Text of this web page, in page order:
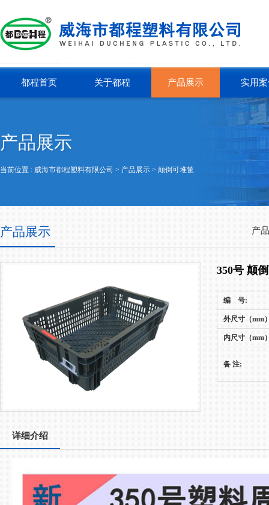
都程首页 关于都程 产品展示 实用
产品展示
当前位置 : 威海市都程塑料有限公司 > 产品展示 > 颠倒可堆筐
产品展示 产
350号 颠
编 号:
外尺寸（mm
内尺寸（mm
备 注:
详细介绍